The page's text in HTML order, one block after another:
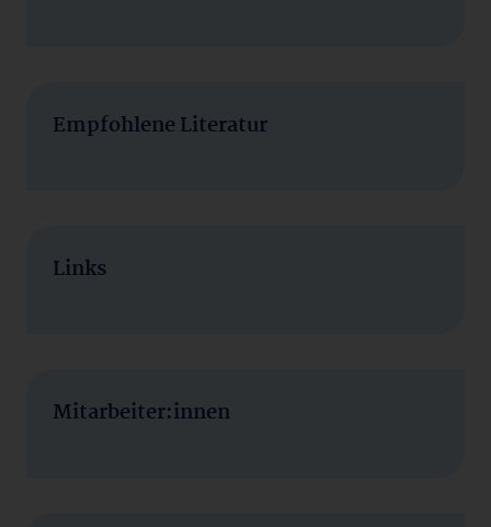
Empfohlene Literatur
Links
Mitarbeiter:innen